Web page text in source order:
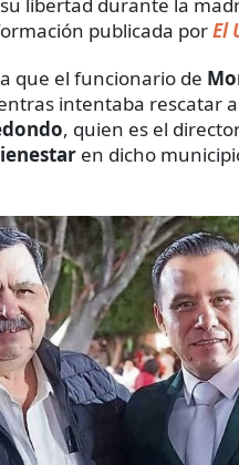
publicada porEl
que el funcionario de
intentaba rescatar
, quien es el
en dicho